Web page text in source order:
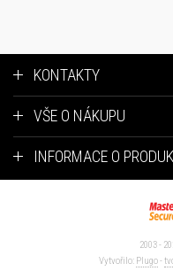
KONTAKTY
VŠE O NÁKUPU
INFORMACE O
2003 -
Vytvořilo: Plugo-